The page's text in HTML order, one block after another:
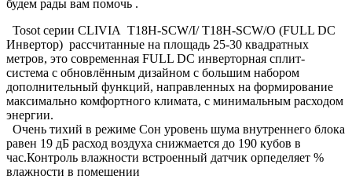
будем рады вам помочь .
Tosot серии CLIVIA T18H-SCW/I/ T18H-SCW/O (FULL DC
Инвертор) рассчитанные на площадь 25-30 квадратных
метров, это современная FULL DC инверторная сплит-
система с обновлённым дизайном с большим набором
дополнительный функций, направленных на формирование
максимально комфортного климата, с минимальным расходом
энергии.
Очень тихий в режиме Сон уровень шума внутреннего блока
равен 19 дБ расход воздуха снижмается до 190 кубов в
час.Контроль влажности встроенный датчик орпеделяет %
влажности в помешении